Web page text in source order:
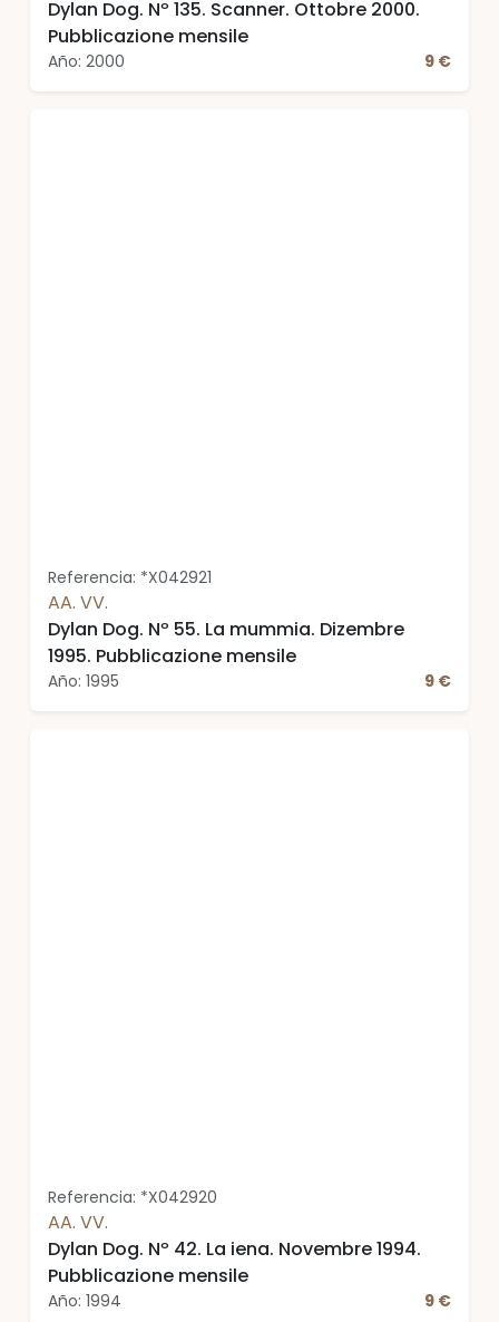
Dylan Dog. Nº 135. Scanner. Ottobre 2000.
Pubblicazione mensile
Año: 2000 9 €
Referencia: *X042921
AA. VV.
Dylan Dog. Nº 55. La mummia. Dizembre
1995. Pubblicazione mensile
Año: 1995 9 €
Referencia: *X042920
AA. VV.
Dylan Dog. Nº 42. La iena. Novembre 1994.
Pubblicazione mensile
Año: 1994 9 €